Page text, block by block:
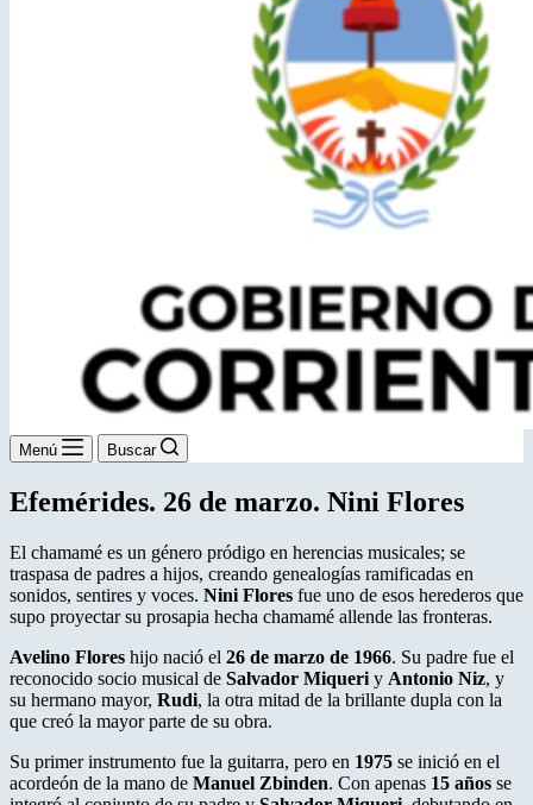
Menú Buscar
Efemérides. 26 de marzo. Nini Flores
El chamamé es un género pródigo en herencias musicales; se
traspasa de padres a hijos, creando genealogías ramificadas en
sonidos, sentires y voces. Nini Flores fue uno de esos herederos que
supo proyectar su prosapia hecha chamamé allende las fronteras.
Avelino Flores hijo nació el 26 de marzo de 1966. Su padre fue el
reconocido socio musical de Salvador Miqueri y Antonio Niz, y
su hermano mayor, Rudi, la otra mitad de la brillante dupla con la
que creó la mayor parte de su obra.
Su primer instrumento fue la guitarra, pero en 1975 se inició en el
acordeón de la mano de Manuel Zbinden. Con apenas 15 años se